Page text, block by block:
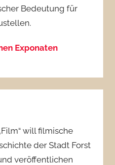
Bedeutung für
Exponaten
will filmische
der Stadt Forst
veröffentlichen